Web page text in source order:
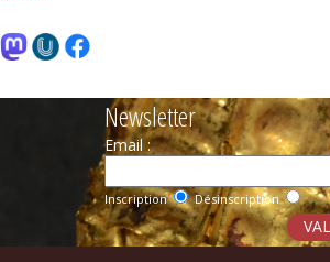
Newsletter
Email :
Inscription Désinscription